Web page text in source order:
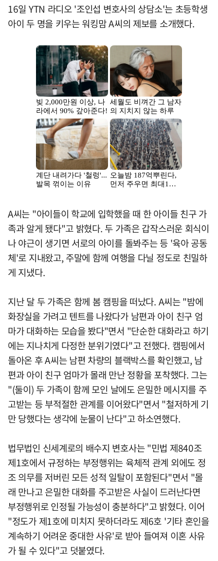
16일 YTN 라디오 '조인섭 변호사의 상담소'는 초등학생
아이 두 명을 키우는 워킹맘 A씨의 제보를 소개했다.
A씨는 "아이들이 학교에 입학했을 때 한 아이들 친구 가
족과 알게 됐다"고 밝혔다. 두 가족은 갑작스러운 회식이
나 야근이 생기면 서로의 아이를 돌봐주는 등 '육아 공동
체'로 지내왔고, 주말에 함께 여행을 다닐 정도로 친밀하
게 지냈다.
지난 달 두 가족은 함께 봄 캠핑을 떠났다. A씨는 "밤에
화장실을 가려고 텐트를 나왔다가 남편과 아이 친구 엄
마가 대화하는 모습을 봤다"면서 "단순한 대화라고 하기
에는 지나치게 다정한 분위기였다"고 전했다. 캠핑에서
돌아온 후 A씨는 남편 차량의 블랙박스를 확인했고, 남
편과 아이 친구 엄마가 몰래 만난 정황을 포착했다. 그는
"(둘이) 두 가족이 함께 모인 날에도 은밀한 메시지를 주
고받는 등 부적절한 관계를 이어왔다"면서 "철저하게 기
만 당했다는 생각에 눈물이 난다"고 하소연했다.
법무법인 신세계로의 배수지 변호사는 "민법 제840조
제1호에서 규정하는 부정행위는 육체적 관계 외에도 정
조 의무를 저버린 모든 성적 일탈이 포함된다"면서 "몰
래 만나고 은밀한 대화를 주고받은 사실이 드러난다면
부정행위로 인정될 가능성이 충분하다"고 밝혔다. 이어
"정도가 제1호에 미치지 못하더라도 제6호 '기타 혼인을
계속하기 어려운 중대한 사유'로 받아 들여져 이혼 사유
가 될 수 있다"고 덧붙였다.